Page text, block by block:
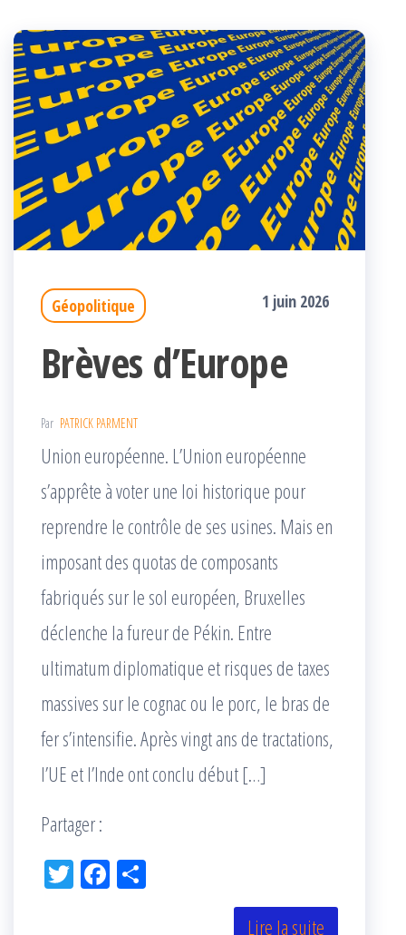
Géopolitique 1 juin 2026
Brèves d’Europe
Par PATRICK PARMENT
Union européenne. L’Union européenne
s’apprête à voter une loi historique pour
reprendre le contrôle de ses usines. Mais en
imposant des quotas de composants
fabriqués sur le sol européen, Bruxelles
déclenche la fureur de Pékin. Entre
ultimatum diplomatique et risques de taxes
massives sur le cognac ou le porc, le bras de
fer s’intensifie. Après vingt ans de tractations,
l’UE et l’Inde ont conclu début […]
Partager :
Tw Fac
Lire la suite